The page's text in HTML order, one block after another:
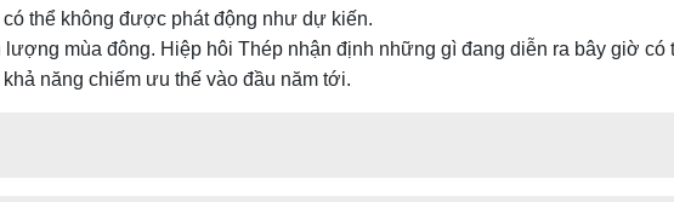
thể không được phát động như dự kiến.
mùa đông. Hiệp hôi Thép nhận định những gì đang diễn ra bây giờ
năng chiếm ưu thế vào đầu năm tới.